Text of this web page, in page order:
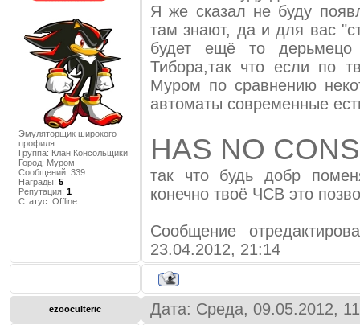
Эмуляторщик широкого
профиля
Группа: Клан Консольщики
Город: Муром
Сообщений: 339
Награды: 5
Репутация: 1
Статус: Offline
Я же сказал не буду
там знают, да и для вас
будет ещё то
Тибора,так что если по
Муром по сравнению
автоматы современные
HAS NO
так что будь добр
конечно твоё ЧСВ это
Сообщение
23.04.2012, 21:14
ezooculteric Дата: Среда, 09.05.2012,